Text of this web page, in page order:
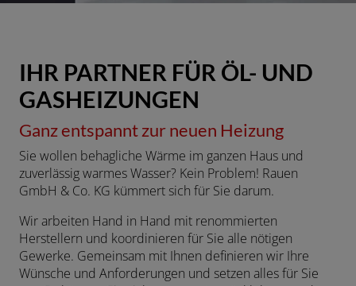
IHR PARTNER FÜR ÖL- UND
GASHEIZUNGEN
Ganz entspannt zur neuen Heizung
Sie wollen behagliche Wärme im ganzen Haus und
zuverlässig warmes Wasser? Kein Problem! Rauen
GmbH & Co. KG kümmert sich für Sie darum.
Wir arbeiten Hand in Hand mit renommierten
Herstellern und koordinieren für Sie alle nötigen
Gewerke. Gemeinsam mit Ihnen definieren wir Ihre
Wünsche und Anforderungen und setzen alles für Sie